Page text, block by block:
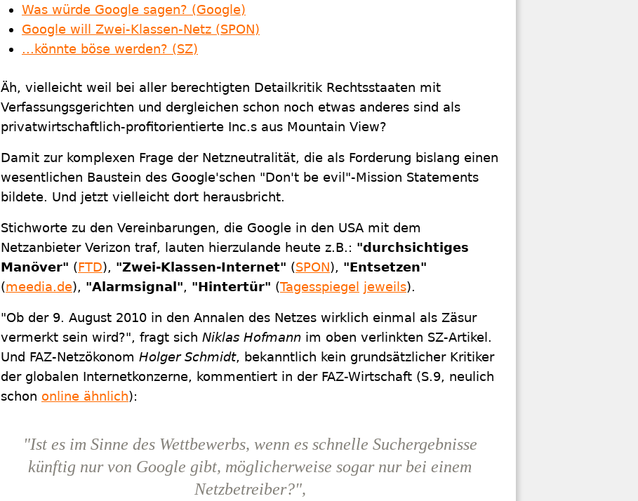
Was würde Google sagen? (Google)
Google will Zwei-Klassen-Netz (SPON)
...könnte böse werden? (SZ)
Äh, vielleicht weil bei aller berechtigten Detailkritik Rechtsstaaten mit
Verfassungsgerichten und dergleichen schon noch etwas anderes sind als
privatwirtschaftlich-profitorientierte Inc.s aus Mountain View?
Damit zur komplexen Frage der Netzneutralität, die als Forderung bislang einen
wesentlichen Baustein des Google'schen "Don't be evil"-Mission Statements
bildete. Und jetzt vielleicht dort herausbricht.
Stichworte zu den Vereinbarungen, die Google in den USA mit dem
Netzanbieter Verizon traf, lauten hierzulande heute z.B.: "durchsichtiges
Manöver" (FTD), "Zwei-Klassen-Internet" (SPON), "Entsetzen"
(meedia.de), "Alarmsignal", "Hintertür" (Tagesspiegel jeweils).
"Ob der 9. August 2010 in den Annalen des Netzes wirklich einmal als Zäsur
vermerkt sein wird?", fragt sich Niklas Hofmann im oben verlinkten SZ-Artikel.
Und FAZ-Netzökonom Holger Schmidt, bekanntlich kein grundsätzlicher Kritiker
der globalen Internetkonzerne, kommentiert in der FAZ-Wirtschaft (S.9, neulich
schon online ähnlich):
"Ist es im Sinne des Wettbewerbs, wenn es schnelle Suchergebnisse
künftig nur von Google gibt, möglicherweise sogar nur bei einem
Netzbetreiber?",